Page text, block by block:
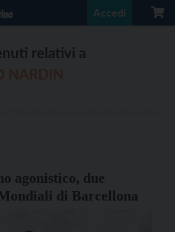
Accedi
relativi a
agonistico, due
di Barcellona